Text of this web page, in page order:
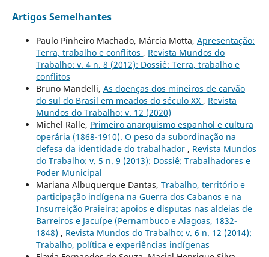
Artigos Semelhantes
Paulo Pinheiro Machado, Márcia Motta, Apresentação:
Terra, trabalho e conflitos , Revista Mundos do
Trabalho: v. 4 n. 8 (2012): Dossiê: Terra, trabalho e
conflitos
Bruno Mandelli, As doenças dos mineiros de carvão
do sul do Brasil em meados do século XX , Revista
Mundos do Trabalho: v. 12 (2020)
Michel Ralle, Primeiro anarquismo espanhol e cultura
operária (1868-1910). O peso da subordinação na
defesa da identidade do trabalhador , Revista Mundos
do Trabalho: v. 5 n. 9 (2013): Dossiê: Trabalhadores e
Poder Municipal
Mariana Albuquerque Dantas, Trabalho, território e
participação indígena na Guerra dos Cabanos e na
Insurreição Praieira: apoios e disputas nas aldeias de
Barreiros e Jacuípe (Pernambuco e Alagoas, 1832-
1848) , Revista Mundos do Trabalho: v. 6 n. 12 (2014):
Trabalho, política e experiências indígenas